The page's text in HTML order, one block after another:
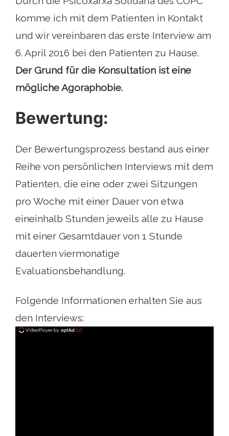
komme ich mit dem Patienten in Kontakt
und wir vereinbaren das erste Interview am
6. April 2016 bei den Patienten zu Hause.
Der Grund für die Konsultation ist eine
mögliche Agoraphobie.
Bewertung:
Der Bewertungsprozess bestand aus einer
Reihe von persönlichen Interviews mit dem
Patienten, die eine oder zwei Sitzungen
pro Woche mit einer Dauer von etwa
eineinhalb Stunden jeweils alle zu Hause
mit einer Gesamtdauer von 1 Stunde
dauerten viermonatige
Evaluationsbehandlung.
Folgende Informationen erhalten Sie aus
den Interviews: